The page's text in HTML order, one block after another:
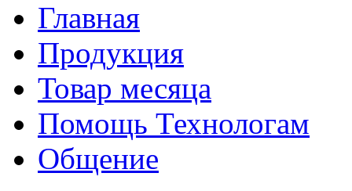
Главная
Продукция
Товар месяца
Помощь Технологам
Общение